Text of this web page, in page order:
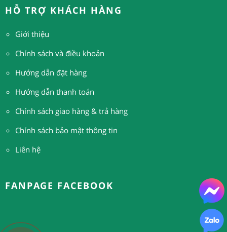
HỖ TRỢ KHÁCH HÀNG
Giới thiệu
Chính sách và điều khoản
Hướng dẫn đặt hàng
Hướng dẫn thanh toán
Chính sách giao hàng & trả hàng
Chính sách bảo mật thông tin
Liên hệ
FANPAGE FACEBOOK